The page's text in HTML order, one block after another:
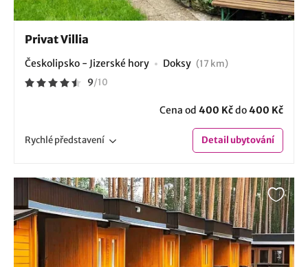
Privat Villia
Českolipsko - Jizerské hory Doksy (17 km)
9/10
Cena od 400 Kčdo400 Kč
Rychlépředstavení Detailubytování